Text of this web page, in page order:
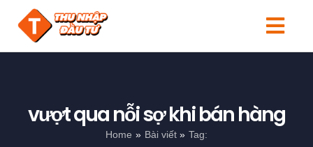
content
Người mới
Kiến thức
vượt qua nỗi sợ khi bán hàng
Home Bài viết Tag: